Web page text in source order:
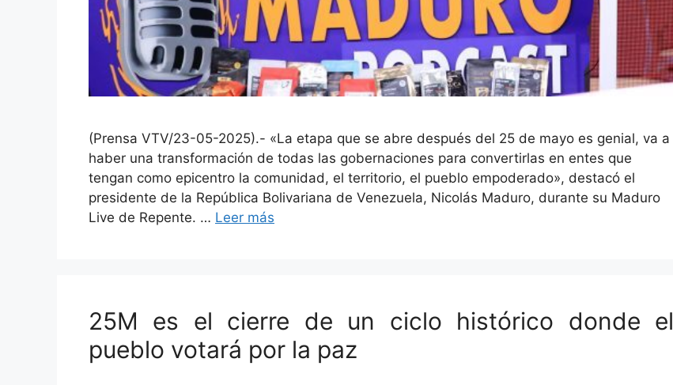
(Prensa VTV/23-05-2025).- «La etapa que se abre después del 25 de mayo es genial, va a
haber una transformación de todas las gobernaciones para convertirlas en entes que
tengan como epicentro la comunidad, el territorio, el pueblo empoderado», destacó el
presidente de la República Bolivariana de Venezuela, Nicolás Maduro, durante su Maduro
Live de Repente. … Leer más
25M es el cierre de un ciclo histórico donde el
pueblo votará por la paz